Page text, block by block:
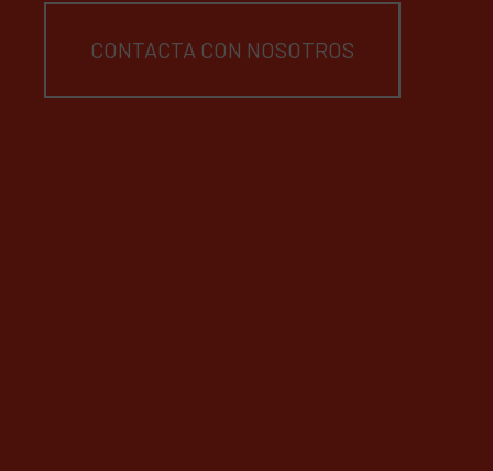
CONTACTA CON NOSOTROS